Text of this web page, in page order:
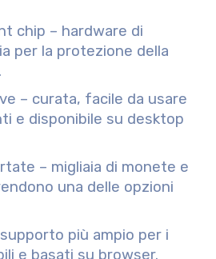
chip – hardware di
per la protezione della
– curata, facile da usare
e disponibile su desktop
– migliaia di monete e
una delle opzioni
più ampio per i
e basati su browser.